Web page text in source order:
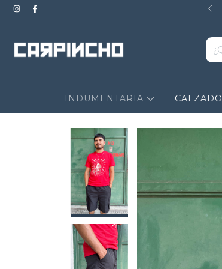
MAYORES A $200.000. EXCLUYE CALZADO
INDUMENTARIA CALZADO